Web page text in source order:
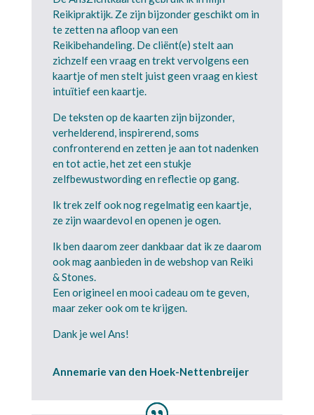
Reikipraktijk. Ze zijn bijzonder geschikt om in
te zetten na afloop van een
Reikibehandeling. De cliënt(e) stelt aan
zichzelf een vraag en trekt vervolgens een
kaartje of men stelt juist geen vraag en kiest
intuïtief een kaartje.
De teksten op de kaarten zijn bijzonder,
verhelderend, inspirerend, soms
confronterend en zetten je aan tot nadenken
en tot actie, het zet een stukje
zelfbewustwording en reflectie op gang.
Ik trek zelf ook nog regelmatig een kaartje,
ze zijn waardevol en openen je ogen.
Ik ben daarom zeer dankbaar dat ik ze daarom
ook mag aanbieden in de webshop van Reiki
& Stones.
Een origineel en mooi cadeau om te geven,
maar zeker ook om te krijgen.
Dank je wel Ans!
Annemarie van den Hoek-Nettenbreijer